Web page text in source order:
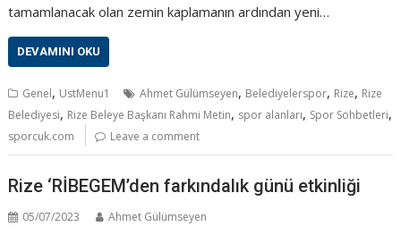
tamamlanacak olan zemin kaplamanın ardından yeni…
DEVAMINI OKU
Genel, UstMenu1 Ahmet Gülümseyen, Belediyelerspor, Rize, Rize
Belediyesi, Rize Beleye Başkanı Rahmi Metin, spor alanları, Spor Sohbetleri,
sporcuk.com Leave a comment
Rize ‘RİBEGEM’den farkındalık günü etkinliği
05/07/2023 Ahmet Gülümseyen